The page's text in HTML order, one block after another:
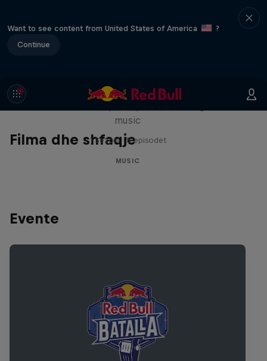
Want to see content from United States of America
?
Continue
Filma dhe shfaqje
Diggin' in the Carts
music
1 Sezoni · 5 episodet
MUSIC
Evente